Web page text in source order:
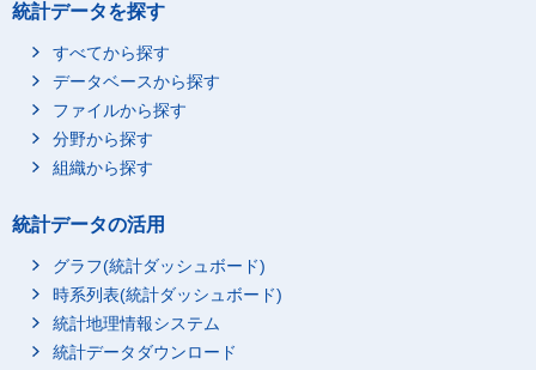
統計データを探す
すべてから探す
データベースから探す
ファイルから探す
分野から探す
組織から探す
統計データの活用
グラフ(統計ダッシュボード)
時系列表(統計ダッシュボード)
統計地理情報システム
統計データダウンロード